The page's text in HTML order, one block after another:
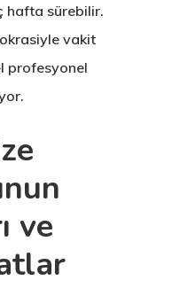
hafta sürebilir.
vakit
profesyonel
ve
Danışan
Talebi
Estonya
Estonya
Yatırımcı
Programı
Estonya Blog